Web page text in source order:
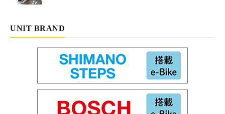
ートポストがバッテリーになっており取り外しもできる
UNIT BRAND